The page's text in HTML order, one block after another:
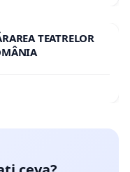
TEATRELOR